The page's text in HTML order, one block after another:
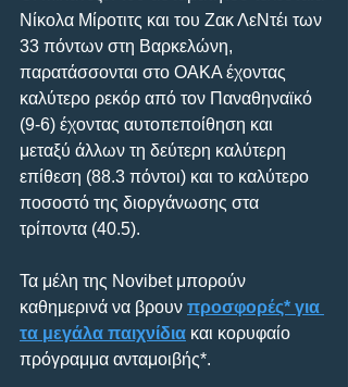
Νίκολα Μίροτιτς και του Ζακ ΛεΝτέι των
33 πόντων στη Βαρκελώνη,
παρατάσσονται στο ΟΑΚΑ έχοντας
καλύτερο ρεκόρ από τον Παναθηναϊκό
(9-6) έχοντας αυτοπεποίθηση και
μεταξύ άλλων τη δεύτερη καλύτερη
επίθεση (88.3 πόντοι) και το καλύτερο
ποσοστό της διοργάνωσης στα
τρίποντα (40.5).
Τα μέλη της Novibet μπορούν
καθημερινά να βρουν προσφορές* για
τα μεγάλα παιχνίδια και κορυφαίο
πρόγραμμα ανταμοιβής*.